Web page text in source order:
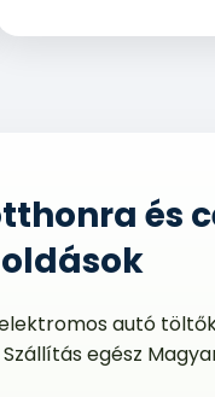
és
autó
egész